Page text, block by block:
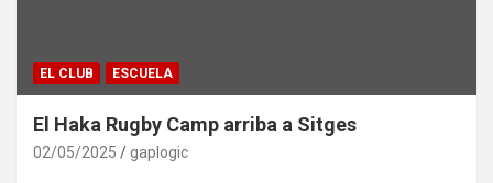
EL CLUB ESCUELA
El Haka Rugby Camp arriba a Sitges
02/05/2025 gaplogic